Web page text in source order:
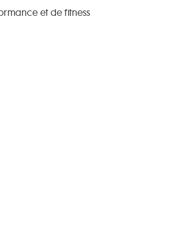
et de fitness